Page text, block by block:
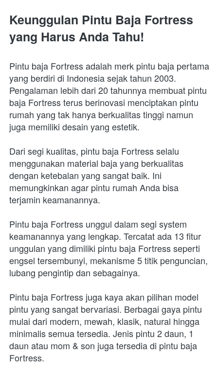
Keunggulan Pintu Baja Fortress
yang Harus Anda Tahu!
Pintu baja Fortress adalah merk pintu baja pertama
yang berdiri di Indonesia sejak tahun 2003.
Pengalaman lebih dari 20 tahunnya membuat pintu
baja Fortress terus berinovasi menciptakan pintu
rumah yang tak hanya berkualitas tinggi namun
juga memiliki desain yang estetik.
Dari segi kualitas, pintu baja Fortress selalu
menggunakan material baja yang berkualitas
dengan ketebalan yang sangat baik. Ini
memungkinkan agar pintu rumah Anda bisa
terjamin keamanannya.
Pintu baja Fortress unggul dalam segi system
keamanannya yang lengkap. Tercatat ada 13 fitur
unggulan yang dimiliki pintu baja Fortress seperti
engsel tersembunyi, mekanisme 5 titik penguncian,
lubang pengintip dan sebagainya.
Pintu baja Fortress juga kaya akan pilihan model
pintu yang sangat bervariasi. Berbagai gaya pintu
mulai dari modern, mewah, klasik, natural hingga
minimalis semua tersedia. Jenis pintu 2 daun, 1
daun atau mom & son juga tersedia di pintu baja
Fortress.